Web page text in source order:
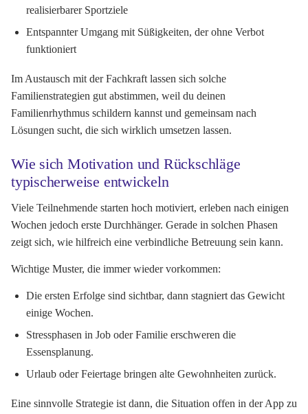
realisierbarer Sportziele
Entspannter Umgang mit Süßigkeiten, der ohne Verbot
funktioniert
Im Austausch mit der Fachkraft lassen sich solche
Familienstrategien gut abstimmen, weil du deinen
Familienrhythmus schildern kannst und gemeinsam nach
Lösungen sucht, die sich wirklich umsetzen lassen.
Wie sich Motivation und Rückschläge
typischerweise entwickeln
Viele Teilnehmende starten hoch motiviert, erleben nach einigen
Wochen jedoch erste Durchhänger. Gerade in solchen Phasen
zeigt sich, wie hilfreich eine verbindliche Betreuung sein kann.
Wichtige Muster, die immer wieder vorkommen:
Die ersten Erfolge sind sichtbar, dann stagniert das Gewicht
einige Wochen.
Stressphasen in Job oder Familie erschweren die
Essensplanung.
Urlaub oder Feiertage bringen alte Gewohnheiten zurück.
Eine sinnvolle Strategie ist dann, die Situation offen in der App zu